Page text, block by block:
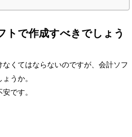
トで作成すべきでしょう
くてはならないのですが、会計ソフ
うか。
です。